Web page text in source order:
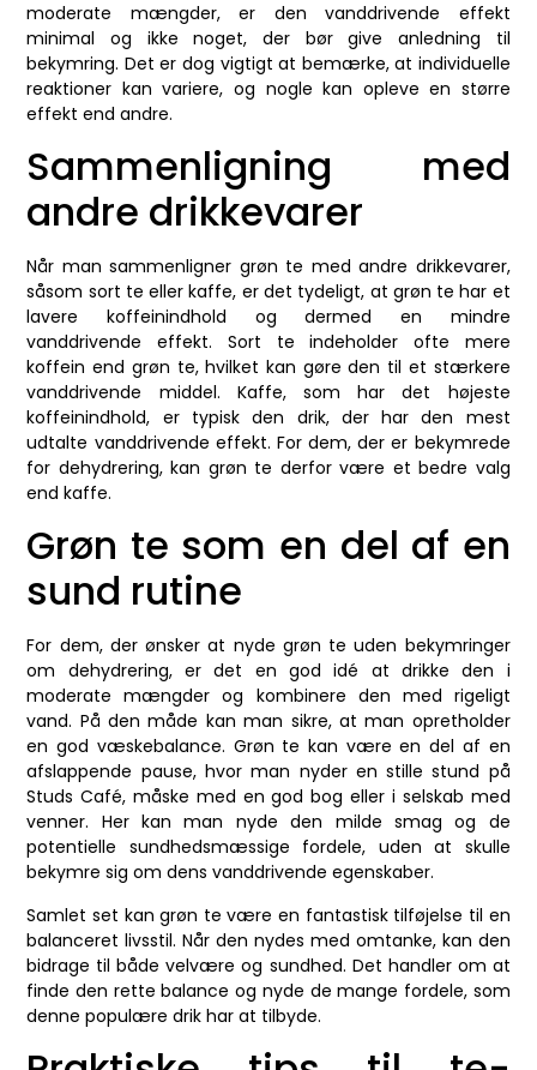
moderate mængder, er den vanddrivende effekt
minimal og ikke noget, der bør give anledning til
bekymring. Det er dog vigtigt at bemærke, at individuelle
reaktioner kan variere, og nogle kan opleve en større
effekt end andre.
Sammenligning med
andre drikkevarer
Når man sammenligner grøn te med andre drikkevarer,
såsom sort te eller kaffe, er det tydeligt, at grøn te har et
lavere koffeinindhold og dermed en mindre
vanddrivende effekt. Sort te indeholder ofte mere
koffein end grøn te, hvilket kan gøre den til et stærkere
vanddrivende middel. Kaffe, som har det højeste
koffeinindhold, er typisk den drik, der har den mest
udtalte vanddrivende effekt. For dem, der er bekymrede
for dehydrering, kan grøn te derfor være et bedre valg
end kaffe.
Grøn te som en del af en
sund rutine
For dem, der ønsker at nyde grøn te uden bekymringer
om dehydrering, er det en god idé at drikke den i
moderate mængder og kombinere den med rigeligt
vand. På den måde kan man sikre, at man opretholder
en god væskebalance. Grøn te kan være en del af en
afslappende pause, hvor man nyder en stille stund på
Studs Café, måske med en god bog eller i selskab med
venner. Her kan man nyde den milde smag og de
potentielle sundhedsmæssige fordele, uden at skulle
bekymre sig om dens vanddrivende egenskaber.
Samlet set kan grøn te være en fantastisk tilføjelse til en
balanceret livsstil. Når den nydes med omtanke, kan den
bidrage til både velvære og sundhed. Det handler om at
finde den rette balance og nyde de mange fordele, som
denne populære drik har at tilbyde.